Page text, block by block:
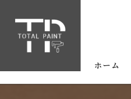
ホーム